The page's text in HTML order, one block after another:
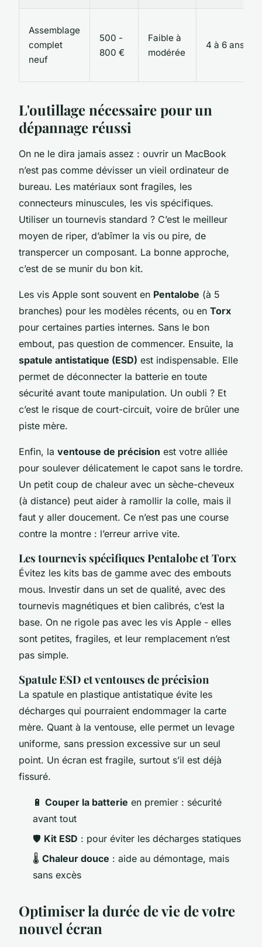
Assemblage
complet
neuf
500 -
800 €
Faible à
modérée
4 à 6 ans
L'outillage nécessaire pour un
dépannage réussi
On ne le dira jamais assez : ouvrir un MacBook
n’est pas comme dévisser un vieil ordinateur de
bureau. Les matériaux sont fragiles, les
connecteurs minuscules, les vis spécifiques.
Utiliser un tournevis standard ? C’est le meilleur
moyen de riper, d’abîmer la vis ou pire, de
transpercer un composant. La bonne approche,
c’est de se munir du bon kit.
Les vis Apple sont souvent en Pentalobe (à 5
branches) pour les modèles récents, ou en Torx
pour certaines parties internes. Sans le bon
embout, pas question de commencer. Ensuite, la
spatule antistatique (ESD) est indispensable. Elle
permet de déconnecter la batterie en toute
sécurité avant toute manipulation. Un oubli ? Et
c’est le risque de court-circuit, voire de brûler une
piste mère.
Enfin, la ventouse de précision est votre alliée
pour soulever délicatement le capot sans le tordre.
Un petit coup de chaleur avec un sèche-cheveux
(à distance) peut aider à ramollir la colle, mais il
faut y aller doucement. Ce n’est pas une course
contre la montre : l’erreur arrive vite.
Les tournevis spécifiques Pentalobe et Torx
Évitez les kits bas de gamme avec des embouts
mous. Investir dans un set de qualité, avec des
tournevis magnétiques et bien calibrés, c’est la
base. On ne rigole pas avec les vis Apple - elles
sont petites, fragiles, et leur remplacement n’est
pas simple.
Spatule ESD et ventouses de précision
La spatule en plastique antistatique évite les
décharges qui pourraient endommager la carte
mère. Quant à la ventouse, elle permet un levage
uniforme, sans pression excessive sur un seul
point. Un écran est fragile, surtout s’il est déjà
fissuré.
🔋 Couper la batterie en premier : sécurité
avant tout
🛡️ Kit ESD : pour éviter les décharges statiques
🌡️ Chaleur douce : aide au démontage, mais
sans excès
Optimiser la durée de vie de votre
nouvel écran